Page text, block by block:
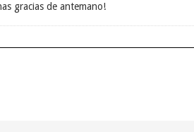
gracias de antemano!